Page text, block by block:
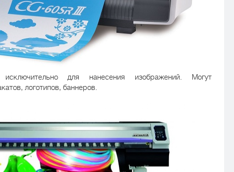
для нанесения изображений. Могут
логотипов, баннеров.